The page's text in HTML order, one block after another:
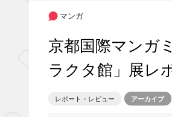
マンガ
京都国際マンガ
ラクタ館」展レ
レポート・レビュー アーカイブ